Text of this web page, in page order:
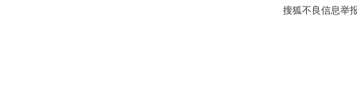
搜狐不良信息举